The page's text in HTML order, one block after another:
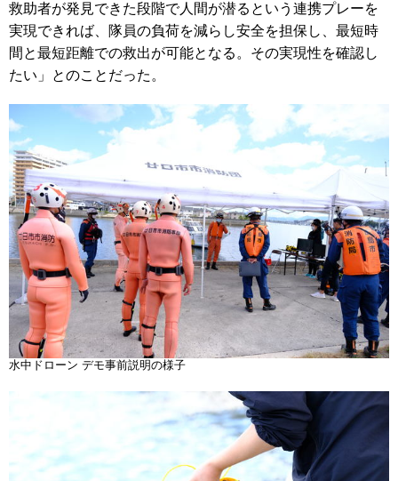
救助者が発見できた段階で人間が潜るという連携プレーを
実現できれば、隊員の負荷を減らし安全を担保し、最短時
間と最短距離での救出が可能となる。その実現性を確認し
たい」とのことだった。
水中ドローン デモ事前説明の様子